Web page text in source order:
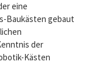
eine
Baukästen gebaut
der
Kästen